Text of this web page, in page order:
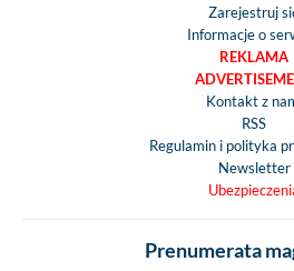
Zarejestruj
Informacje o
REKLAMA
Kontakt z
RSS
Regulamin i polityka
Newsletter
Prenumerata